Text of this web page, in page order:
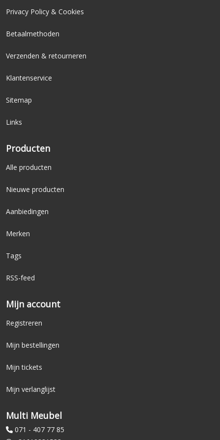
Privacy Policy & Cookies
Betaalmethoden
Verzenden & retourneren
Klantenservice
Sitemap
Links
Producten
Alle producten
Nieuwe producten
Aanbiedingen
Merken
Tags
RSS-feed
Mijn account
Registreren
Mijn bestellingen
Mijn tickets
Mijn verlanglijst
Multi Meubel
071 - 407 77 85